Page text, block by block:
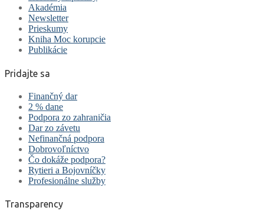
Akadémia
Newsletter
Prieskumy
Kniha Moc korupcie
Publikácie
Pridajte sa
Finančný dar
2 % dane
Podpora zo zahraničia
Dar zo závetu
Nefinančná podpora
Dobrovoľníctvo
Čo dokáže podpora?
Rytieri a Bojovníčky
Profesionálne služby
Transparency